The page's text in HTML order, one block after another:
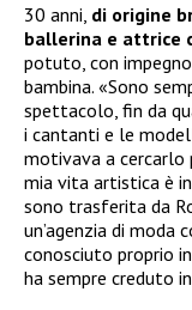
30 anni, di origine
ballerina e attrice
potuto, con
bambina. «Sono
spettacolo, fin da
i cantanti e le
motivava a cercarlo
mia vita artistica è
sono trasferita da
un’agenzia di moda
conosciuto proprio
ha sempre creduto